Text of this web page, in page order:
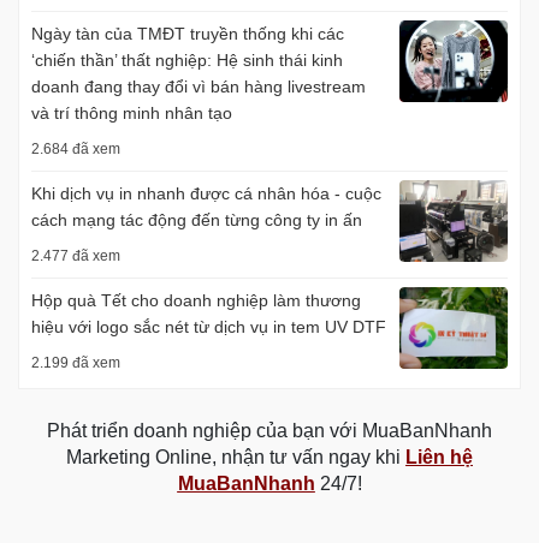
Ngày tàn của TMĐT truyền thống khi các
‘chiến thần’ thất nghiệp: Hệ sinh thái kinh
doanh đang thay đổi vì bán hàng livestream
và trí thông minh nhân tạo
2.684 đã xem
Khi dịch vụ in nhanh được cá nhân hóa - cuộc
cách mạng tác động đến từng công ty in ấn
2.477 đã xem
Hộp quà Tết cho doanh nghiệp làm thương
hiệu với logo sắc nét từ dịch vụ in tem UV DTF
2.199 đã xem
Phát triển doanh nghiệp của bạn với MuaBanNhanh
Marketing Online, nhận tư vấn ngay khi Liên hệ
MuaBanNhanh 24/7!